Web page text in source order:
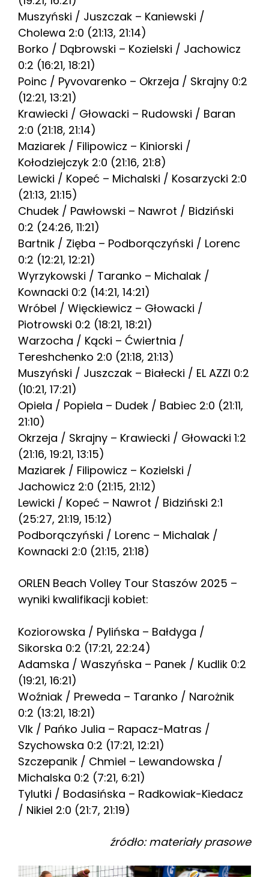
Muszyński / Juszczak – Kaniewski /
Cholewa 2:0 (21:13, 21:14)
Borko / Dąbrowski – Kozielski / Jachowicz
0:2 (16:21, 18:21)
Poinc / Pyvovarenko – Okrzeja / Skrajny 0:2
(12:21, 13:21)
Krawiecki / Głowacki – Rudowski / Baran
2:0 (21:18, 21:14)
Maziarek / Filipowicz – Kiniorski /
Kołodziejczyk 2:0 (21:16, 21:8)
Lewicki / Kopeć – Michalski / Kosarzycki 2:0
(21:13, 21:15)
Chudek / Pawłowski – Nawrot / Bidziński
0:2 (24:26, 11:21)
Bartnik / Zięba – Podborączyński / Lorenc
0:2 (12:21, 12:21)
Wyrzykowski / Taranko – Michalak /
Kownacki 0:2 (14:21, 14:21)
Wróbel / Więckiewicz – Głowacki /
Piotrowski 0:2 (18:21, 18:21)
Warzocha / Kącki – Ćwiertnia /
Tereshchenko 2:0 (21:18, 21:13)
Muszyński / Juszczak – Białecki / EL AZZI 0:2
(10:21, 17:21)
Opiela / Popiela – Dudek / Babiec 2:0 (21:11,
21:10)
Okrzeja / Skrajny – Krawiecki / Głowacki 1:2
(21:16, 19:21, 13:15)
Maziarek / Filipowicz – Kozielski /
Jachowicz 2:0 (21:15, 21:12)
Lewicki / Kopeć – Nawrot / Bidziński 2:1
(25:27, 21:19, 15:12)
Podborączyński / Lorenc – Michalak /
Kownacki 2:0 (21:15, 21:18)
ORLEN Beach Volley Tour Staszów 2025 –
wyniki kwalifikacji kobiet:
Koziorowska / Pylińska – Bałdyga /
Sikorska 0:2 (17:21, 22:24)
Adamska / Waszyńska – Panek / Kudlik 0:2
(19:21, 16:21)
Woźniak / Preweda – Taranko / Narożnik
0:2 (13:21, 18:21)
Vlk / Pańko Julia – Rapacz-Matras /
Szychowska 0:2 (17:21, 12:21)
Szczepanik / Chmiel – Lewandowska /
Michalska 0:2 (7:21, 6:21)
Tylutki / Bodasińska – Radkowiak-Kiedacz
/ Nikiel 2:0 (21:7, 21:19)
źródło: materiały prasowe